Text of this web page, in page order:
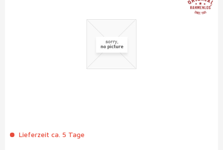
Lieferzeit ca. 5 Tage